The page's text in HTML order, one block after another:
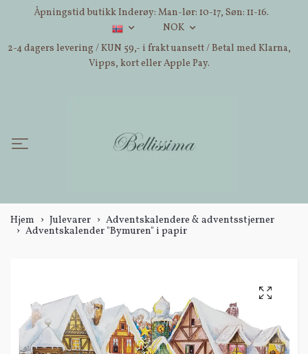
Åpningstid butikk Inderøy: Man-lør: 10-17, Søn: 11-16.
NOK
2-4 dagers levering / KUN 59,- i frakt uansett / Betal med Klarna,
Vipps, kort eller Apple Pay.
Hjem Julevarer
Adventskalendere & adventsstjerner
Adventskalender "Bymuren" i papir